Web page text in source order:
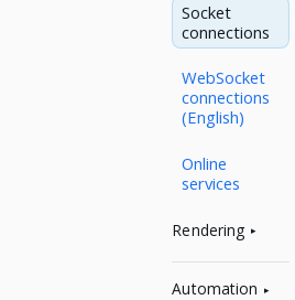
Socket
connections
WebSocket
connections
(English)
Online
services
Rendering
Automation